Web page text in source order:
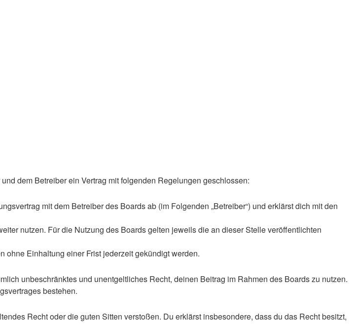
dem Betreiber ein Vertrag mit folgenden Regelungen geschlossen:
mit dem Betreiber des Boards ab (im Folgenden „Betreiber“) und erklärst dich mit den
nutzen. Für die Nutzung des Boards gelten jeweils die an dieser Stelle veröffentlichten
ohne Einhaltung einer Frist jederzeit gekündigt werden.
unbeschränktes und unentgeltliches Recht, deinen Beitrag im Rahmen des Boards zu nutzen.
bestehen.
Recht oder die guten Sitten verstoßen. Du erklärst insbesondere, dass du das Recht besitzt,